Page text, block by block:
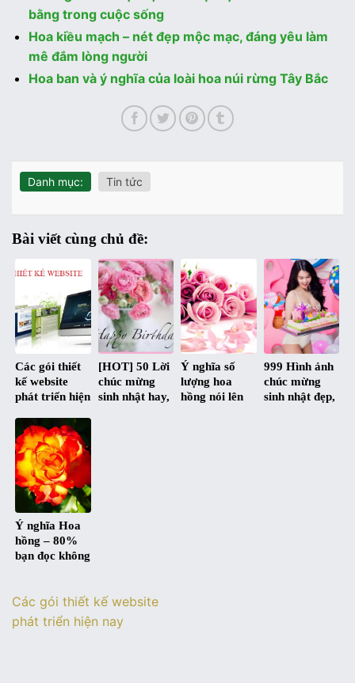
bằng trong cuộc sống
Hoa kiều mạch – nét đẹp mộc mạc, đáng yêu làm
mê đắm lòng người
Hoa ban và ý nghĩa của loài hoa núi rừng Tây Bắc
Danh mục: Tin tức
Bài viết cùng chủ đề:
Các gói thiết
kế website
phát triển hiện
[HOT] 50 Lời
chúc mừng
sinh nhật hay,
Ý nghĩa số
lượng hoa
hồng nói lên
999 Hình ảnh
chúc mừng
sinh nhật đẹp,
Ý nghĩa Hoa
hồng – 80%
bạn đọc không
Các gói thiết kế website
phát triển hiện nay